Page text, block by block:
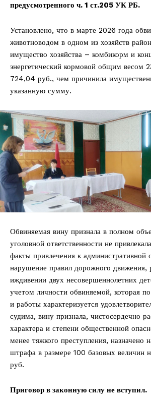
предусмотренного ч. 1 ст.205 УК РБ.
Установлено, что в марте 2026 года
животноводом в одном из хозяйств
имущество хозяйства – комбикорм и
энергетический кормовой общим весом
724,04 руб., чем причинила
указанную сумму.
Обвиняемая вину признала в полном
уголовной ответственности не
факты привлечения к административной
нарушение правил дорожного движения,
иждивении двух несовершеннолетних
учетом личности обвиняемой, которая
и работы характеризуется
судима, вину признала, чистосердечно
характера и степени общественной
менее тяжкого преступления, назначено
штрафа в размере 100 базовых величин
руб.
Приговор в законную силу не вступил.